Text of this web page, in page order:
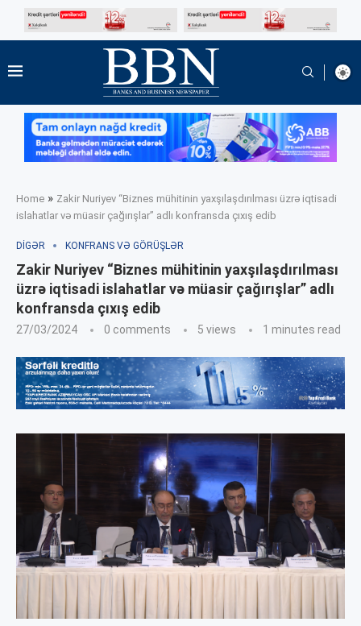
Home » Zakir Nuriyev “Biznes mühitinin yaxşılaşdırılması üzrə iqtisadi
islahatlar və müasir çağırışlar” adlı konfransda çıxış edib
DIGƏR KONFRANS VƏ GÖRÜŞLƏR
Zakir Nuriyev “Biznes mühitinin yaxşılaşdırılması
üzrə iqtisadi islahatlar və müasir çağırışlar” adlı
konfransda çıxış edib
27/03/2024 0 comments 5 views 1 minutes read